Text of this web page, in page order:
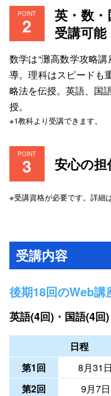
POINT
英・数
受講可能
数学は“灘高数学攻略
導。理科はスピードも
略法を伝授。英語、国
授。
※1教科より受講できます。
POINT
安心の担
※受講資格が必要です。詳細
受講内容
後期18回のWeb講
英語(4回)・国語(4回
日程
第1回
8月31
第2回
9月7